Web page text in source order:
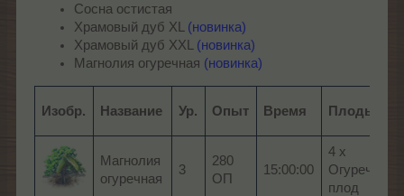
Сосна остистая
Храмовый дуб XL (новинка)
Храмовый дуб XXL (новинка)
Магнолия огуречная (новинка)
Изобр. Название Ур. Опыт Время Плоды
Магнолия
огуречная
3
280
ОП
15:00:00
4 x
Огуречный
плод